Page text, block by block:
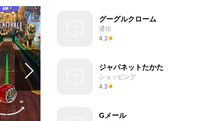
グーグルクローム
通信
4.3
ジャパネットたかた
ショッピング
4.3
Gメール